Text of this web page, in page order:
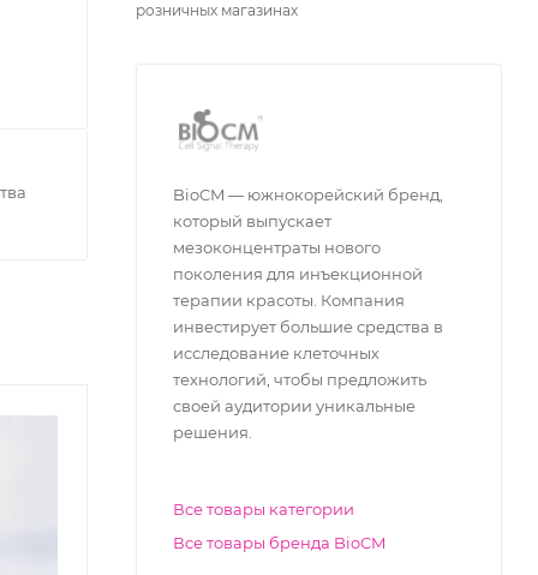
розничных магазинах
BioCM — южнокорейский бренд,
который выпускает
мезоконцентраты нового
поколения для инъекционной
терапии красоты. Компания
инвестирует большие средства в
исследование клеточных
технологий, чтобы предложить
своей аудитории уникальные
решения.
Все товары категории
Все товары бренда BioCM